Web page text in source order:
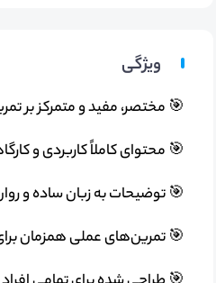
ویژگی
🎯 مختصر، مفید و متمرکز بر
🎯 محتوای کاملاً کاربردی و
🎯 توضیحات به‌ زبان ساده و
🎯 تمرین‌های عملی همزمان